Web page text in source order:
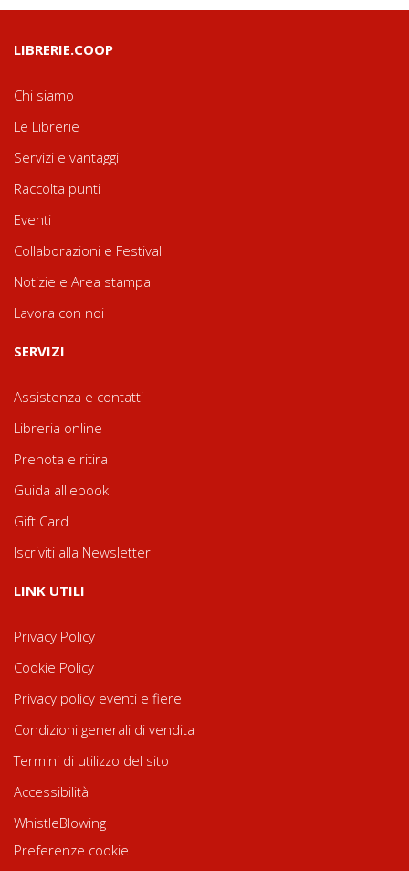
LIBRERIE.COOP
Chi siamo
Le Librerie
Servizi e vantaggi
Raccolta punti
Eventi
Collaborazioni e Festival
Notizie e Area stampa
Lavora con noi
SERVIZI
Assistenza e contatti
Libreria online
Prenota e ritira
Guida all'ebook
Gift Card
Iscriviti alla Newsletter
LINK UTILI
Privacy Policy
Cookie Policy
Privacy policy eventi e fiere
Condizioni generali di vendita
Termini di utilizzo del sito
Accessibilità
WhistleBlowing
Preferenze cookie